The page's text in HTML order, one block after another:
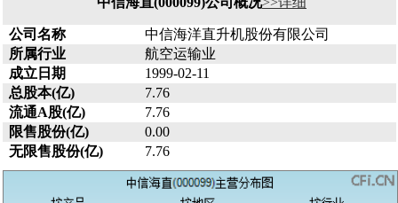
公司名称
中信海洋直升机股份有限公司
所属行业
航空运输业
成立日期
1999-02-11
总股本(亿)
7.76
流通A股(亿)
7.76
限售股份(亿)
0.00
无限售股份(亿)
7.76